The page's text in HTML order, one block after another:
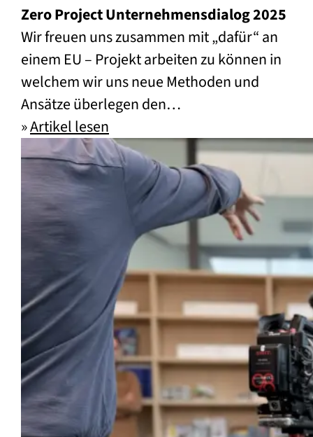
Zero Project Unternehmensdialog 2025
Wir freuen uns zusammen mit „dafür“ an
einem EU – Projekt arbeiten zu können in
welchem wir uns neue Methoden und
Ansätze überlegen den…
»Artikel lesen